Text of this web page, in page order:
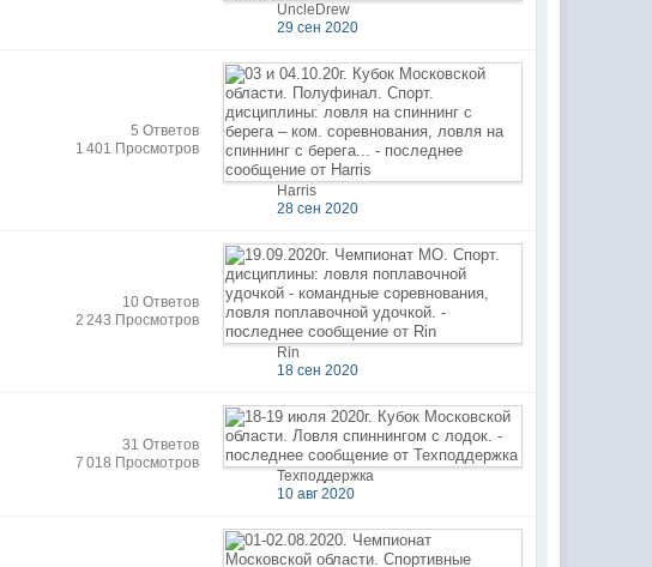
UncleDrew
29 сен 2020
5 Ответов
1 401 Просмотров
Harris
28 сен 2020
10 Ответов
2 243 Просмотров
Rin
18 сен 2020
31 Ответов
7 018 Просмотров
Техподдержка
10 авг 2020